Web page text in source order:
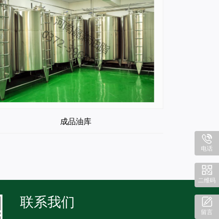
成品油库
联系我们
电话
二维码
留言